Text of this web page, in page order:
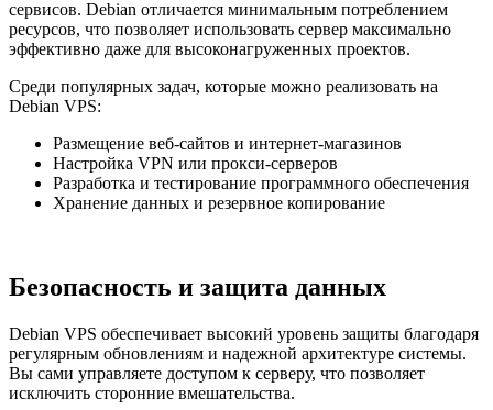
сервисов. Debian отличается минимальным потреблением
ресурсов, что позволяет использовать сервер максимально
эффективно даже для высоконагруженных проектов.
Среди популярных задач, которые можно реализовать на
Debian VPS:
Размещение веб-сайтов и интернет-магазинов
Настройка VPN или прокси-серверов
Разработка и тестирование программного обеспечения
Хранение данных и резервное копирование
Безопасность и защита данных
Debian VPS обеспечивает высокий уровень защиты благодаря
регулярным обновлениям и надежной архитектуре системы.
Вы сами управляете доступом к серверу, что позволяет
исключить сторонние вмешательства.